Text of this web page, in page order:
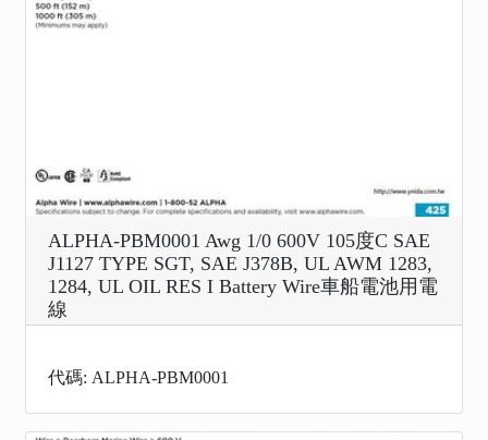
ALPHA-PBM0001 Awg 1/0 600V 105度C SAE
J1127 TYPE SGT, SAE J378B, UL AWM 1283,
1284, UL OIL RES I Battery Wire車船電池用電
線
代碼: ALPHA-PBM0001